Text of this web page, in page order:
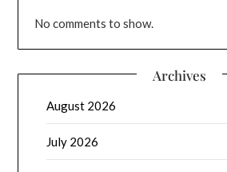
No comments to show.
Archives
August 2026
July 2026